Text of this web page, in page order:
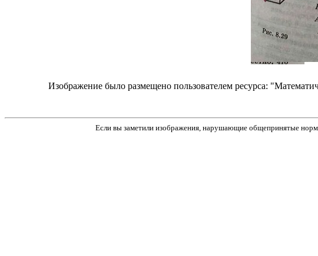
Изображение было размещено пользователем ресурса:
Если вы заметили изображения, нарушающие общепринятые